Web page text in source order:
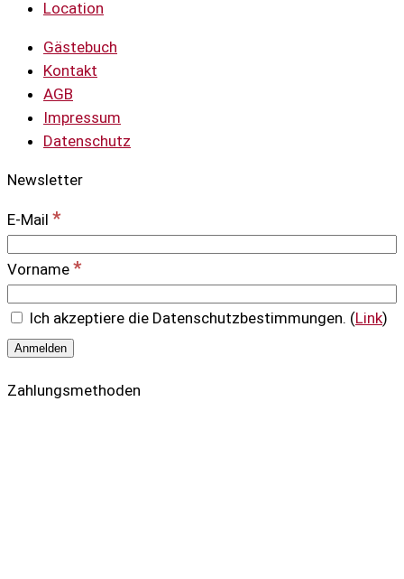
Location
Gästebuch
Kontakt
AGB
Impressum
Datenschutz
Newsletter
E-Mail *
Vorname *
Ich akzeptiere die Datenschutzbestimmungen. (Link)
Zahlungsmethoden